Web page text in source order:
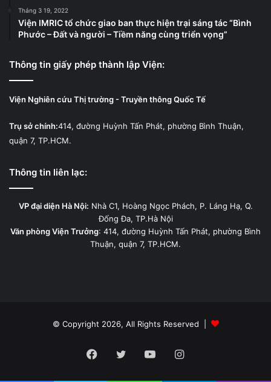
Tháng 3 19, 2022
Viện IMRIC tổ chức giao ban thực hiện trại sáng tác “Bình
Phước – Đất và người – Tiềm năng cùng triển vọng”
Thông tin giấy phép thành lập Viện:
Viện Nghiên cứu Thị trường - Truyền thông Quốc Tế
Trụ sở chính:414, đường Huỳnh Tấn Phát, phường Bình Thuận,
quận 7, TP.HCM.
Thông tin liên lạc:
VP đại diện Hà Nội: Nhà C1, Hoàng Ngọc Phách, P. Láng Hạ, Q.
Đống Đa, TP.Hà Nội
Văn phòng Viện Trưởng: 414, đường Huỳnh Tấn Phát, phường Bình
Thuận, quận 7, TP.HCM.
© Copyright 2026, All Rights Reserved |
Facebook
Twitter YouTubeInstagram